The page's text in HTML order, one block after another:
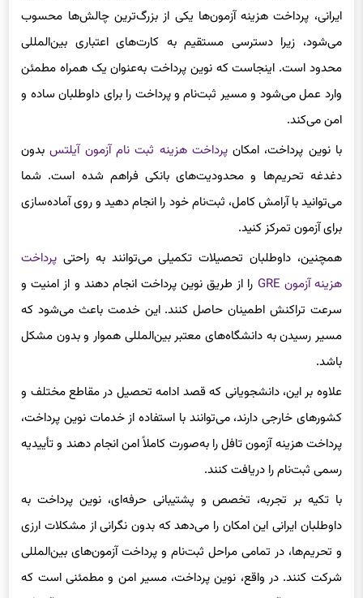
تحصیلی و حرفه‌ای داوطلبان است. با این حال، برای بسیاری از کاربران
ایرانی، پرداخت هزینه آزمون‌ها یکی از بزرگ‌ترین چالش‌ها محسوب
می‌شود، زیرا دسترسی مستقیم به کارت‌های اعتباری بین‌المللی
محدود است. اینجاست که نوین پرداخت به‌عنوان یک همراه مطمئن
وارد عمل می‌شود و مسیر ثبت‌نام و پرداخت را برای داوطلبان ساده و
امن می‌کند.
با نوین پرداخت، امکانپرداخت هزینه ثبت نام آزمون آیلتسبدون
دغدغه تحریم‌ها و محدودیت‌های بانکی فراهم شده است. شما
می‌توانید با آرامش کامل، ثبت‌نام خود را انجام دهید و روی آماده‌سازی
برای آزمون تمرکز کنید.
همچنین، داوطلبان تحصیلات تکمیلی می‌توانند به راحتیپرداخت
هزینه آزمون GRE
را از طریق نوین پرداخت انجام دهند و از امنیت و
سرعت تراکنش اطمینان حاصل کنند. این خدمت باعث می‌شود که
مسیر رسیدن به دانشگاه‌های معتبر بین‌المللی هموار و بدون مشکل
باشد.
علاوه بر این، دانشجویانی که قصد ادامه تحصیل در مقاطع مختلف و
کشورهای خارجی دارند، می‌توانند با استفاده از خدمات نوین پرداخت،
پرداخت هزینه آزمون تافل را به‌صورت کاملاً امن انجام دهند و تأییدیه
رسمی ثبت‌نام را دریافت کنند.
با تکیه بر تجربه، تخصص و پشتیبانی حرفه‌ای، نوین پرداخت به
داوطلبان ایرانی این امکان را می‌دهد که بدون نگرانی از مشکلات ارزی
و تحریم‌ها، در تمامی مراحل ثبت‌نام و پرداخت آزمون‌های بین‌المللی